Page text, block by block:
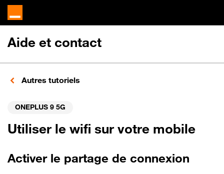
Aide et contact
Autres tutoriels
ONEPLUS 9 5G
Utiliser le wifi sur votre mobile
Activer le partage de connexion